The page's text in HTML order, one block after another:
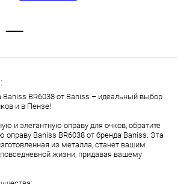
Baniss BR6038 от Baniss – идеальный выбор
и в Пензе!
и элегантную оправу для очков, обратите
Baniss BR6038 от бренда Baniss. Эта
из металла, станет вашим
жизни, придавая вашему